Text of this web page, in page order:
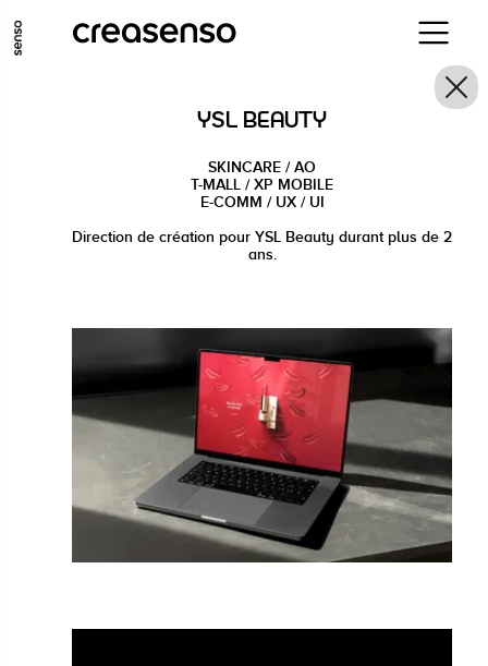
ALLER AU CONTENU PRINCIPAL
ALLER EN BAS DE PAGEYSL BEAUTY
SKINCARE / AO
T-MALL / XP MOBILE
E-COMM / UX / UI
Direction de création pour YSL Beauty durant plus de 2
ans.